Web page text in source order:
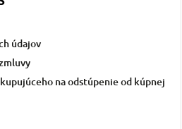
údajov
na odstúpenie od kúpnej